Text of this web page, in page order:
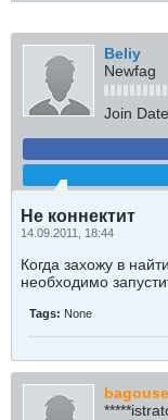
Beliy
Newfag
Join
Не коннектит
14.09.2011, 18:44
Когда захожу в
необходимо
Tags: None